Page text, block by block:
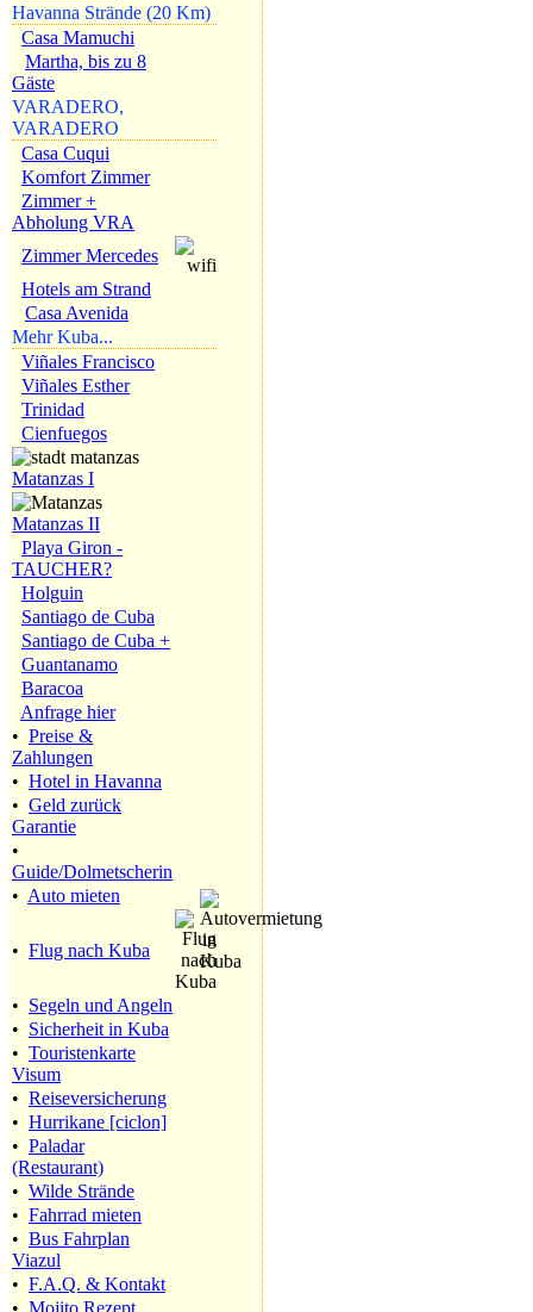
Havanna Strände (20 Km)
Casa Mamuchi
Martha, bis zu 8
Gäste
VARADERO,
VARADERO
Casa Cuqui
Komfort Zimmer
Zimmer +
Abholung VRA
Zimmer Mercedes
Hotels am Strand
Casa Avenida
Mehr Kuba...
Viñales Francisco
Viñales Esther
Trinidad
Cienfuegos
Matanzas I
Matanzas II
Playa Giron -
TAUCHER?
Holguin
Santiago de Cuba
Santiago de Cuba +
Guantanamo
Baracoa
Anfrage hier
• Preise &
Zahlungen
• Hotel in Havanna
• Geld zurück
Garantie
•
Guide/Dolmetscherin
• Auto mieten
• Flug nach Kuba
• Segeln und Angeln
• Sicherheit in Kuba
• Touristenkarte
Visum
• Reiseversicherung
• Hurrikane [ciclon]
• Paladar
(Restaurant)
• Wilde Strände
• Fahrrad mieten
• Bus Fahrplan
Viazul
• F.A.Q. & Kontakt
• Mojito Rezept